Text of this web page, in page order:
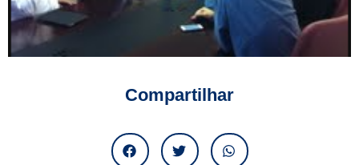
Compartilhar